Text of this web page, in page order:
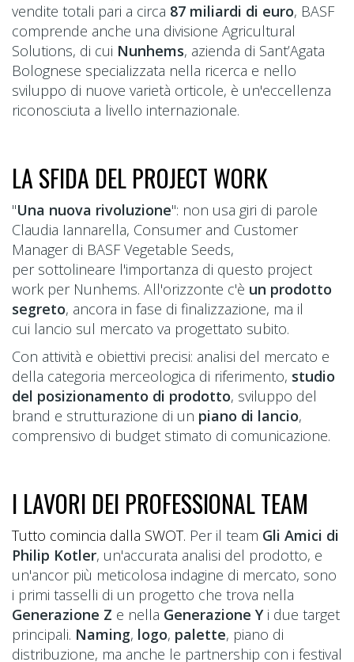
vendite totali pari a circa 87 miliardi di euro, BASF
comprende anche una divisione Agricultural
Solutions, di cui Nunhems, azienda di Sant’Agata
Bolognese specializzata nella ricerca e nello
sviluppo di nuove varietà orticole, è un'eccellenza
riconosciuta a livello internazionale.
LA SFIDA DEL PROJECT WORK
"Una nuova rivoluzione": non usa giri di parole
Claudia Iannarella, Consumer and Customer
Manager di BASF Vegetable Seeds,
per sottolineare l'importanza di questo project
work per Nunhems. All'orizzonte c'è un prodotto
segreto, ancora in fase di finalizzazione, ma il
cui lancio sul mercato va progettato subito.
Con attività e obiettivi precisi: analisi del mercato e
della categoria merceologica di riferimento, studio
del posizionamento di prodotto, sviluppo del
brand e strutturazione di un piano di lancio,
comprensivo di budget stimato di comunicazione.
I LAVORI DEI PROFESSIONAL TEAM
Tutto comincia dalla SWOT. Per il team Gli Amici di
Philip Kotler, un'accurata analisi del prodotto, e
un'ancor più meticolosa indagine di mercato, sono
i primi tasselli di un progetto che trova nella
Generazione Z e nella Generazione Yi due target
principali. Naming, logo, palette, piano di
distribuzione, ma anche le partnership con i festival